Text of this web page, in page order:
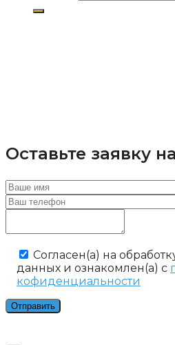
Оставьте заявку
Cогласен(а) на
данных и ознакомлен(а) с
кофиденциальности